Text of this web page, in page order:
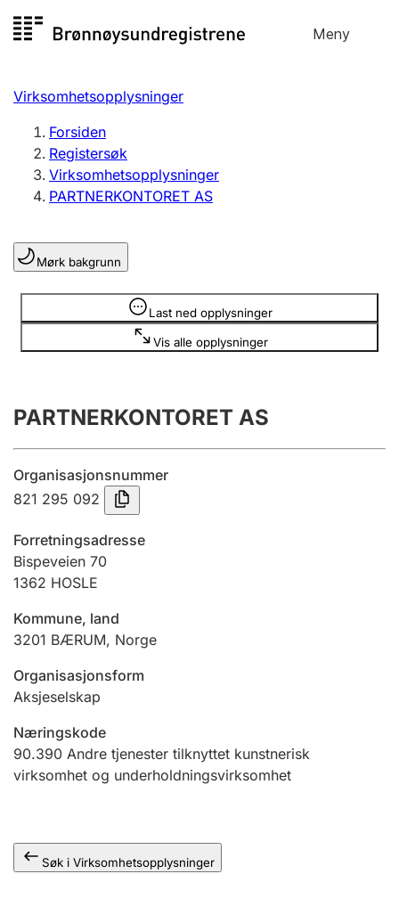
til
Meny
Registersøk
Aksjeselskap
Enkeltpersonforetak
Registrere, endre, slette
Lag og forening
Registrere, endre, slette
Innsending og forsinkelsesgebyr
Tinglysing
Jeger
Ektepaktveileder
Offentlig sektor
Virksomhetsopplysninger
Forsiden
Registersøk
Virksomhetsopplysninger
PARTNERKONTORET AS
Mørk bakgrunn
Last ned opplysninger
Vis alle opplysninger
Opplysninger er skjult
PARTNERKONTORET AS
Organisasjonsnummer
821 295 092
Forretningsadresse
Bispeveien 70
1362 HOSLE
Kommune, land
3201 BÆRUM, Norge
Organisasjonsform
Aksjeselskap
Næringskode
90.390 Andre tjenester tilknyttet kunstnerisk
virksomhet og underholdningsvirksomhet
Søk i Virksomhetsopplysninger